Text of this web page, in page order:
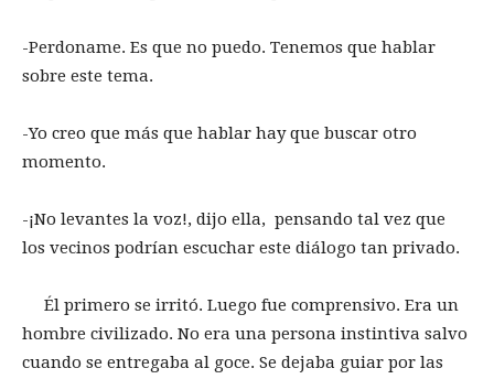
-Perdoname. Es que no puedo. Tenemos que hablar
sobre este tema.
-Yo creo que más que hablar hay que buscar otro
momento.
-¡No levantes la voz!, dijo ella, pensando tal vez que
los vecinos podrían escuchar este diálogo tan privado.
Él primero se irritó. Luego fue comprensivo. Era un
hombre civilizado. No era una persona instintiva salvo
cuando se entregaba al goce. Se dejaba guiar por las